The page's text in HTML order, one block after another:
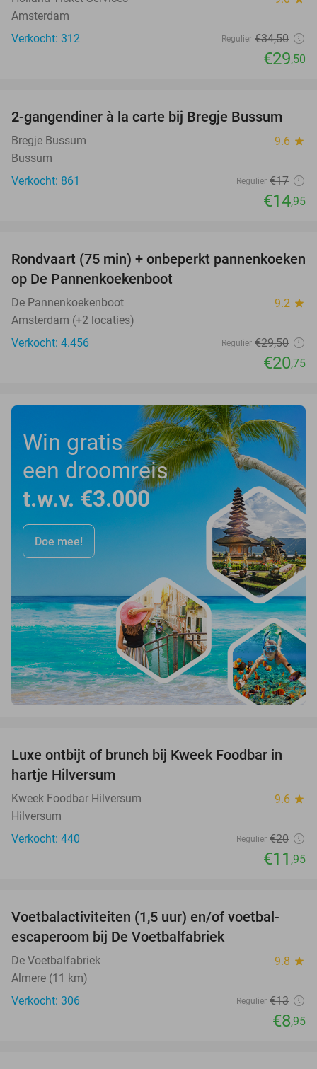
Amsterdam
Verkocht: 312
Regulier €34,50
€29,50
12%
2-gangendiner à la carte bij Bregje Bussum
Bregje Bussum 9.6 star
Bussum
Verkocht: 861
Regulier €17
€14,95
30%
Rondvaart (75 min) + onbeperkt pannenkoeken
op De Pannenkoekenboot
De Pannenkoekenboot 9.2 star
Amsterdam (+2 locaties)
Verkocht: 4.456
Regulier €29,50
€20,75
Win gratis
een droomreis
t.w.v. €3.000
Doe mee!
40%
Luxe ontbijt of brunch bij Kweek Foodbar in
hartje Hilversum
Kweek Foodbar Hilversum 9.6 star
Hilversum
Verkocht: 440
Regulier €20
€11 ,95
31%
Voetbalactiviteiten (1,5 uur) en/of voetbal-
escaperoom bij De Voetbalfabriek
De Voetbalfabriek 9.8 star
Almere (11 km)
Verkocht: 306
Regulier €13
€8,95